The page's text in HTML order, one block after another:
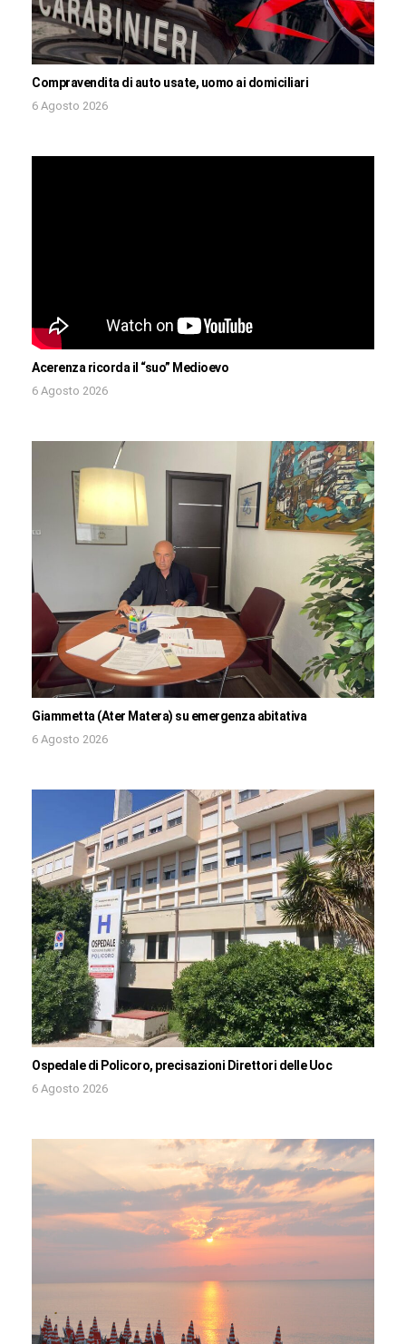
Compravendita di auto usate, uomo ai domiciliari
6 Agosto 2026
Acerenza ricorda il “suo” Medioevo
6 Agosto 2026
Giammetta (Ater Matera) su emergenza abitativa
6 Agosto 2026
Ospedale di Policoro, precisazioni Direttori delle Uoc
6 Agosto 2026